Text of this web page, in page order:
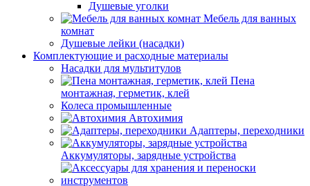
Душевые уголки
Мебель для ванных
комнат
Душевые лейки (насадки)
Комплектующие и расходные материалы
Насадки для мультитулов
Пена
монтажная, герметик, клей
Колеса промышленные
Автохимия
Адаптеры, переходники
Аккумуляторы, зарядные устройства